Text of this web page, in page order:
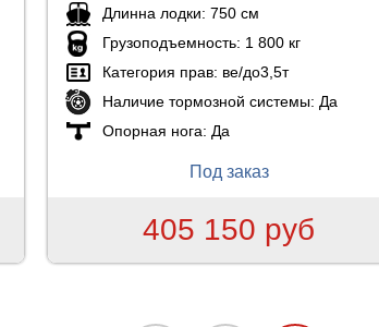
Длинна лодки: 750 см
Грузоподъемность: 1 800 кг
Категория прав: ве/до3,5т
Наличие тормозной системы: Да
Опорная нога: Да
Под заказ
405 150 руб